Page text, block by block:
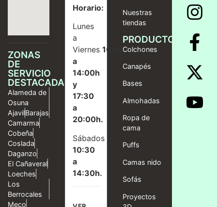
ZONAS
DE
SERVICIO
DESTACADAS
Alameda de
Osuna
AjavilBarajas
Camarma
Cobeña
Coslada
Daganzo
El Cañaveral
Loeches
Los
Berrocales
Meco
Horario:
Lunes
a
Viernes10:00
a
14:00h
y
17:30
a
20:00h.
Sábados
10:30
a
14:30h.
Nuestras
tiendas
PRODUCTOS
Colchones
Canapés
Bases
Almohadas
Ropa de
cama
Puffs
Camas nido
Sofás
Proyectos